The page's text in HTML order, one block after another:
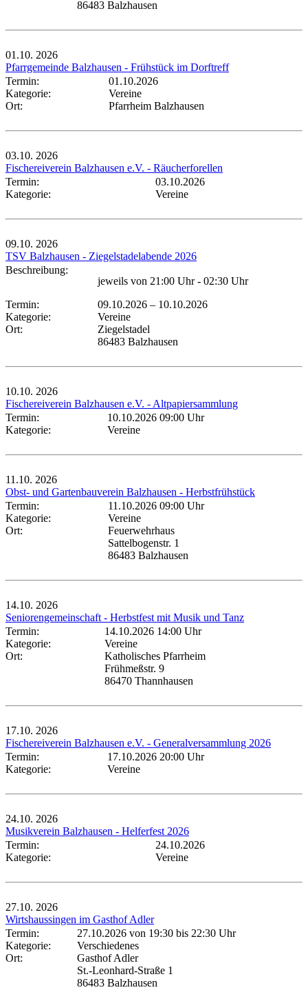
86483 Balzhausen
01.10. 2026
Pfarrgemeinde Balzhausen - Frühstück im Dorftreff
Termin:
01.10.2026
Kategorie:
Vereine
Ort:
Pfarrheim Balzhausen
03.10. 2026
Fischereiverein Balzhausen e.V. - Räucherforellen
Termin:
03.10.2026
Kategorie:
Vereine
09.10. 2026
TSV Balzhausen - Ziegelstadelabende 2026
Beschreibung:
jeweils von 21:00 Uhr - 02:30 Uhr
Termin:
09.10.2026 – 10.10.2026
Kategorie:
Vereine
Ort:
Ziegelstadel
86483 Balzhausen
10.10. 2026
Fischereiverein Balzhausen e.V. - Altpapiersammlung
Termin:
10.10.2026 09:00 Uhr
Kategorie:
Vereine
11.10. 2026
Obst- und Gartenbauverein Balzhausen - Herbstfrühstück
Termin:
11.10.2026 09:00 Uhr
Kategorie:
Vereine
Ort:
Feuerwehrhaus
Sattelbogenstr. 1
86483 Balzhausen
14.10. 2026
Seniorengemeinschaft - Herbstfest mit Musik und Tanz
Termin:
14.10.2026 14:00 Uhr
Kategorie:
Vereine
Ort:
Katholisches Pfarrheim
Frühmeßstr. 9
86470 Thannhausen
17.10. 2026
Fischereiverein Balzhausen e.V. - Generalversammlung 2026
Termin:
17.10.2026 20:00 Uhr
Kategorie:
Vereine
24.10. 2026
Musikverein Balzhausen - Helferfest 2026
Termin:
24.10.2026
Kategorie:
Vereine
27.10. 2026
Wirtshaussingen im Gasthof Adler
Termin:
27.10.2026 von 19:30 bis 22:30 Uhr
Kategorie:
Verschiedenes
Ort:
Gasthof Adler
St.-Leonhard-Straße 1
86483 Balzhausen